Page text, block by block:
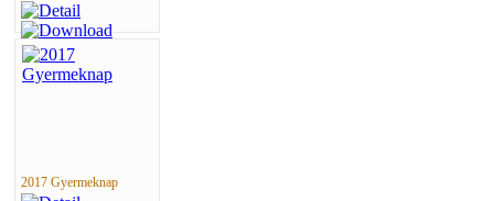
2017 Gyermeknap